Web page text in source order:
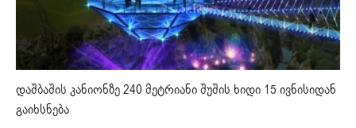
დაშბაშის კანიონზე 240 მეტრიანი შუშის ხიდი 15 ივნისიდან
გაიხსნება